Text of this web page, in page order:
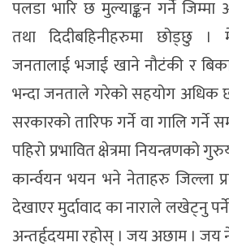
पलडा भारि छ मुल्याङ्कन गर्ने
तथा दिदीबहिनीहरुमा छोड्छु ।
जनतालाई भजाई खाने नौटंकी र
भन्दा जनताले गरेको सहयोग
सरकारको तारिफ गर्ने वा गालि गर्ने
पहिरो प्रभावित क्षेत्रमा नियन्त्रणको
कार्न्वयन भयन भने नेताहरु जिल्ला
देखाएर मुर्दावाद का नाराले लखेट्नु
अन्तर्हृदयमा रहोस् । जय अछाम । जय